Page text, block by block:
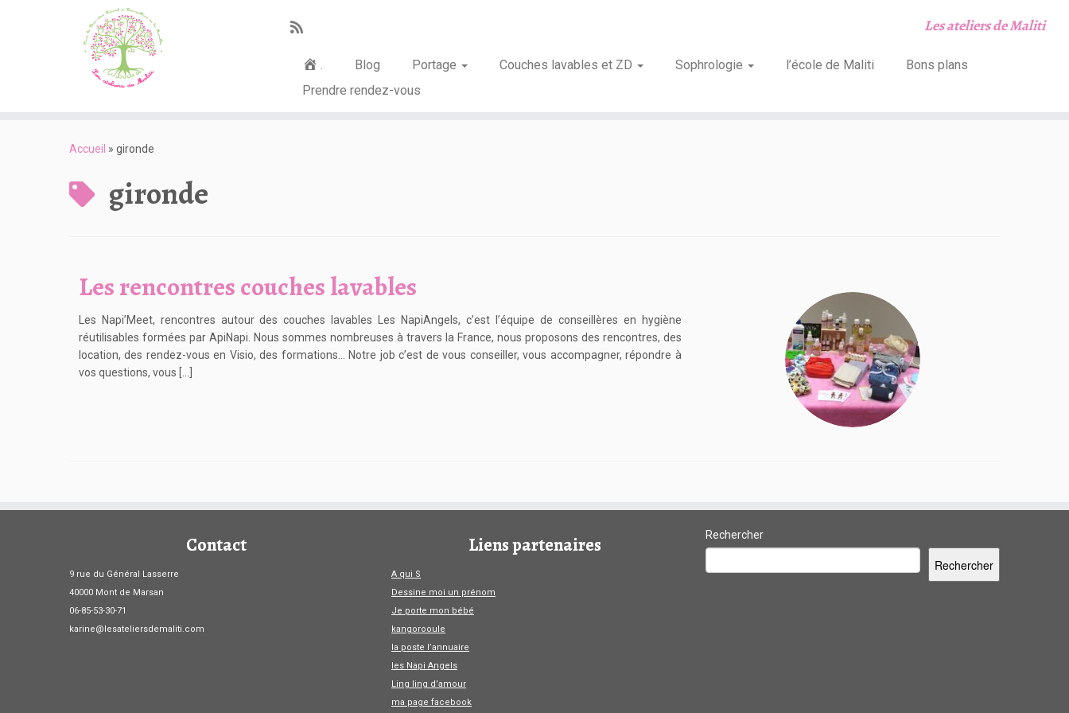
Les ateliers de Maliti
. Blog Portage Couches lavables et ZD Sophrologie l’école de Maliti
Bons plans
Prendre rendez-vous
Accueil » gironde
gironde
Les rencontres couches lavables
Les Napi’Meet, rencontres autour des couches lavables Les NapiAngels, c’est l’équipe de conseillères en hygiène
réutilisables formées par ApiNapi. Nous sommes nombreuses à travers la France, nous proposons des rencontres, des
location, des rendez-vous en Visio, des formations… Notre job c’est de vous conseiller, vous accompagner, répondre à
vos questions, vous […]
Contact
9 rue du Général Lasserre
40000 Mont de Marsan
06-85-53-30-71
karine@lesateliersdemaliti.com
Liens partenaires
A qui S
Dessine moi un prénom
Je porte mon bébé
kangorooule
la poste l’annuaire
les Napi Angels
Ling ling d’amour
ma page facebook
Rechercher
Rechercher